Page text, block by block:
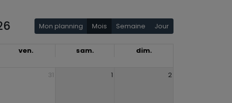
Mon planning Mois Semaine Jour
ven. sam. dim.
31 1 2